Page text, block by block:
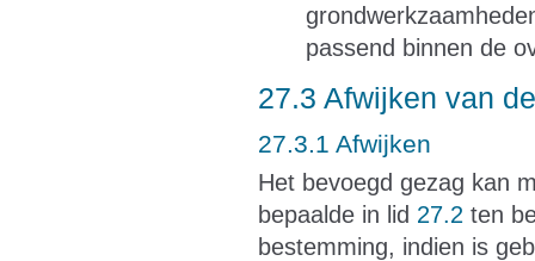
passend binnen de
27.3 Afwijken van
27.3.1 Afwijken
Het bevoegd gezag kan
bepaalde in lid 27.2 ten
bestemming, indien is